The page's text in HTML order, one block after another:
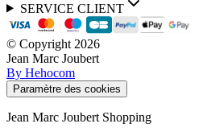
SERVICE CLIENT
© Copyright 2026
Jean Marc Joubert
By Hehocom
Paramètre des cookies
Jean Marc Joubert Shopping